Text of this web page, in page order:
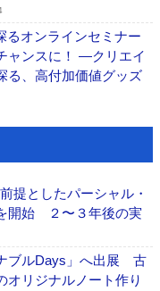
オンラインセミナー
ャンスに！ ―クリエイ
る、高付加価値グッズ
提としたパーシャル・
開始 ２〜３年後の実
ブルDays」へ出展 古
オリジナルノート作り